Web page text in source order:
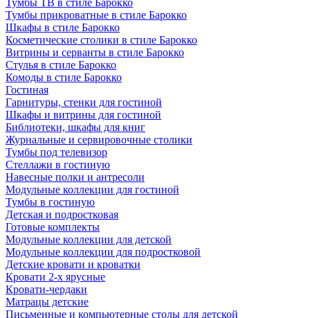
Тумбы ТВ в стиле Барокко
Тумбы прикроватные в стиле Барокко
Шкафы в стиле Барокко
Косметические столики в стиле Барокко
Витрины и серванты в стиле Барокко
Стулья в стиле Барокко
Комоды в стиле Барокко
Гостиная
Гарнитуры, стенки для гостиной
Шкафы и витрины для гостиной
Библиотеки, шкафы для книг
Журнальные и сервировочные столики
Тумбы под телевизор
Стеллажи в гостиную
Навесные полки и антресоли
Модульные коллекции для гостиной
Тумбы в гостиную
Детская и подростковая
Готовые комплекты
Модульные коллекции для детской
Модульные коллекции для подростковой
Детские кровати и кроватки
Кровати 2-х ярусные
Кровати-чердаки
Матрацы детские
Письменные и компьютерные столы для детской